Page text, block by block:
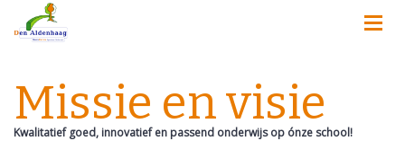
Missie en visie
Kwalitatief goed, innovatief en passend onderwijs op ónze school!